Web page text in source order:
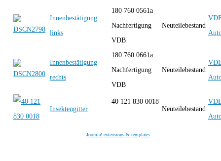
Innenbestätigung
links
180 760 0561a
Nachfertigung
VDB
Neuteilebestand
Innenbestätigung
rechts
180 760 0661a
Nachfertigung
VDB
Neuteilebestand
Insektengitter
40 121 830 0018
Neuteilebestand
Joomla! extensions & templates